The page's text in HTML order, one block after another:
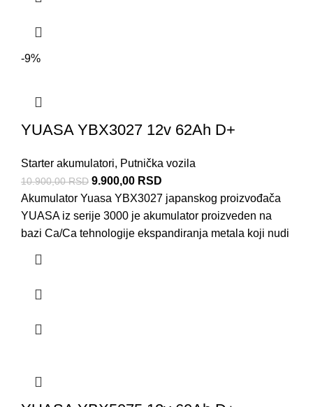
-9%
YUASA YBX3027 12v 62Ah D+
Starter akumulatori, Putnička vozila
10.900,00RSD 9.900,00 RSD
Akumulator Yuasa YBX3027 japanskog proizvođača
YUASA iz serije 3000 je akumulator proizveden na
bazi Ca/Ca tehnologije ekspandiranja metala koji nudi